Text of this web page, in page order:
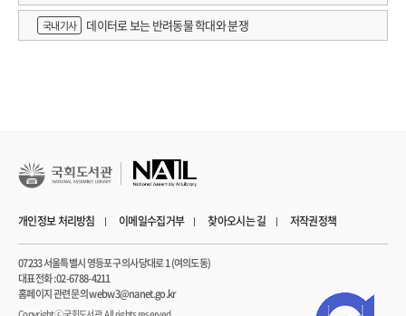
책 논의
국내기사 데이터로 보는 반려동물 학대와 분쟁
개인정보 처리방침 이메일수집거부 찾아오시는 길 저작권정책
07233 서울특별시 영등포구 의사당대로 1 (여의도동)
대표전화 : 02-6788-4211
홈페이지 관련 문의 webw3@nanet.go.kr